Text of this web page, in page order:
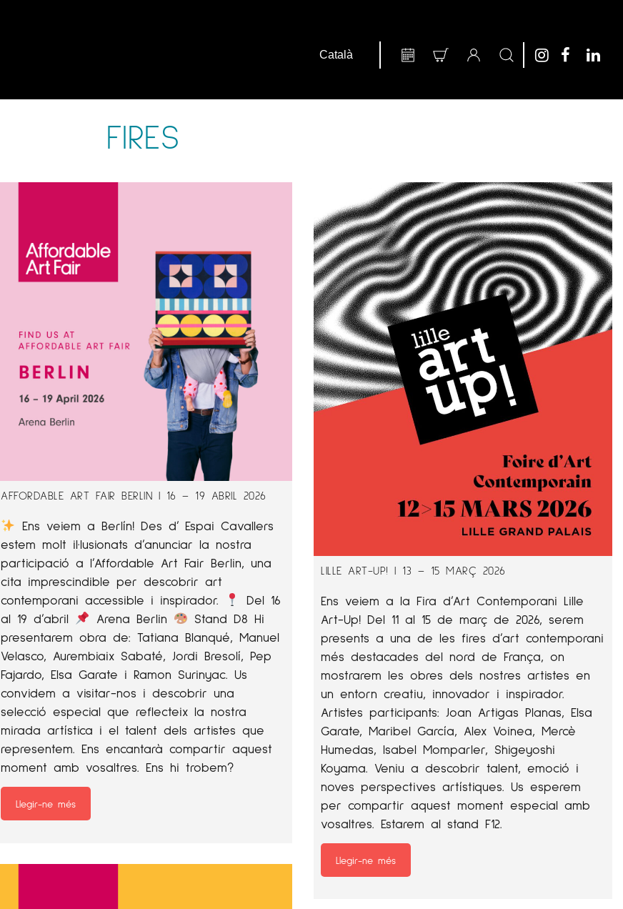
FIRES
AFFORDABLE ART FAIR BERLIN | 16 – 19 ABRIL 2026
Ens veiem a Berlín! Des d’ Espai Cavallers
estem molt il·lusionats d’anunciar la nostra
participació a l’Affordable Art Fair Berlin, una
cita imprescindible per descobrir art
contemporani accessible i inspirador.
Del 16
al 19 d’abril
Arena Berlin
Stand D8 Hi
presentarem obra de: Tatiana Blanqué, Manuel
Velasco, Aurembiaix Sabaté, Jordi Bresolí, Pep
Fajardo, Elsa Garate i Ramon Surinyac. Us
convidem a visitar-nos i descobrir una
selecció especial que reflecteix la nostra
mirada artística i el talent dels artistes que
representem. Ens encantarà compartir aquest
moment amb vosaltres. Ens hi trobem?
Llegir-ne més
LILLE ART-UP! | 13 – 15 MARÇ 2026
Ens veiem a la Fira d’Art Contemporani Lille
Art-Up! Del 11 al 15 de març de 2026, serem
presents a una de les fires d’art contemporani
més destacades del nord de França, on
mostrarem les obres dels nostres artistes en
un entorn creatiu, innovador i inspirador.
Artistes participants: Joan Artigas Planas, Elsa
Garate, Maribel García, Alex Voinea, Mercè
Humedas, Isabel Momparler, Shigeyoshi
Koyama. Veniu a descobrir talent, emoció i
noves perspectives artístiques. Us esperem
per compartir aquest moment especial amb
vosaltres. Estarem al stand F12.
Llegir-ne més